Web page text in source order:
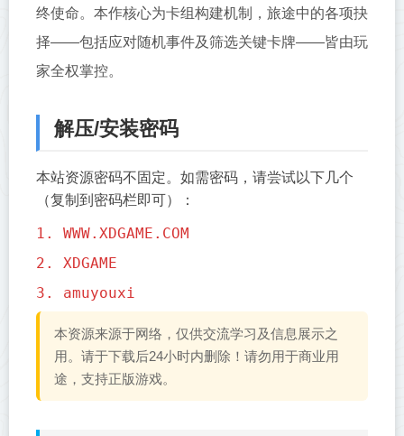
终使命。本作核心为卡组构建机制，旅途中的各项抉
择——包括应对随机事件及筛选关键卡牌——皆由玩
家全权掌控。
解压/安装密码
本站资源密码不固定。如需密码，请尝试以下几个
（复制到密码栏即可）：
1. WWW.XDGAME.COM
2. XDGAME
3. amuyouxi
本资源来源于网络，仅供交流学习及信息展示之
用。请于下载后24小时内删除！请勿用于商业用
途，支持正版游戏。